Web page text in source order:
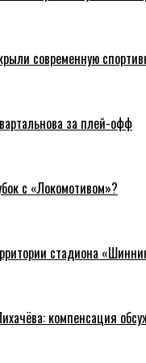
современную
за плей-офф
с «Локомотивом»?
стадиона
компенсация